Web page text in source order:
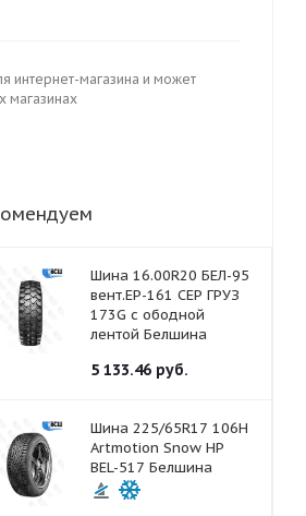
интернет-магазина и может
магазинах
Шина 16.00R20 БЕЛ-95
вент.ЕР-161 СЕР ГРУЗ
173G с ободной
лентой Белшина
5 133.46 руб.
Шина 225/65R17 106H
Artmotion Snow HP
BEL-517 Белшина